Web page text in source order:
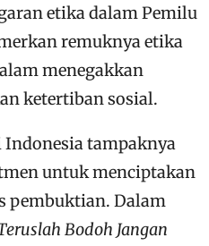
etika dalam Pemilu
remuknya etika
menegakkan
ketertiban sosial.
tampaknya
untuk menciptakan
pembuktian. Dalam
Bodoh Jangan